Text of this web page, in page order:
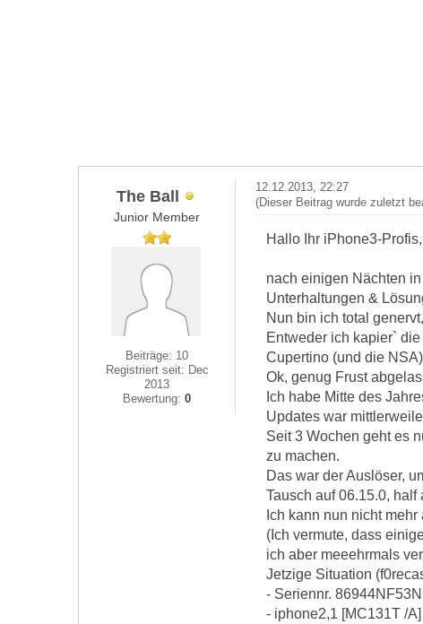
The Ball
Junior Member
Beiträge: 10
Registriert seit: Dec
2013
Bewertung:0
12.12.2013, 22:27
(Dieser Beitrag wurde zuletzt
Hallo Ihr iPhone3-Profis,
nach einigen Nächten
Unterhaltungen &
Nun bin ich total
Entweder ich kapier`
Cupertino (und die
Ok, genug Frust
Ich habe Mitte des
Updates war
Seit 3 Wochen geht es
zu machen.
Das war der Auslöser,
Tausch auf 06.15.0, half
Ich kann nun nicht
(Ich vermute, dass
ich aber meeehrmals
Jetzige Situation
- Seriennr.
- iphone2,1 [MC131T /A]